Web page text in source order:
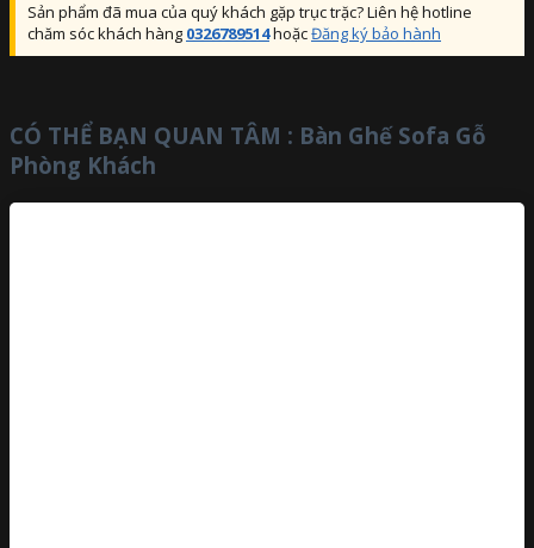
Sản phẩm đã mua của quý khách gặp trục trặc? Liên hệ hotline
chăm sóc khách hàng 0326789514hoặcĐăng ký bảo hành
CÓ THỂ BẠN QUAN TÂM : Bàn Ghế Sofa Gỗ
Phòng Khách